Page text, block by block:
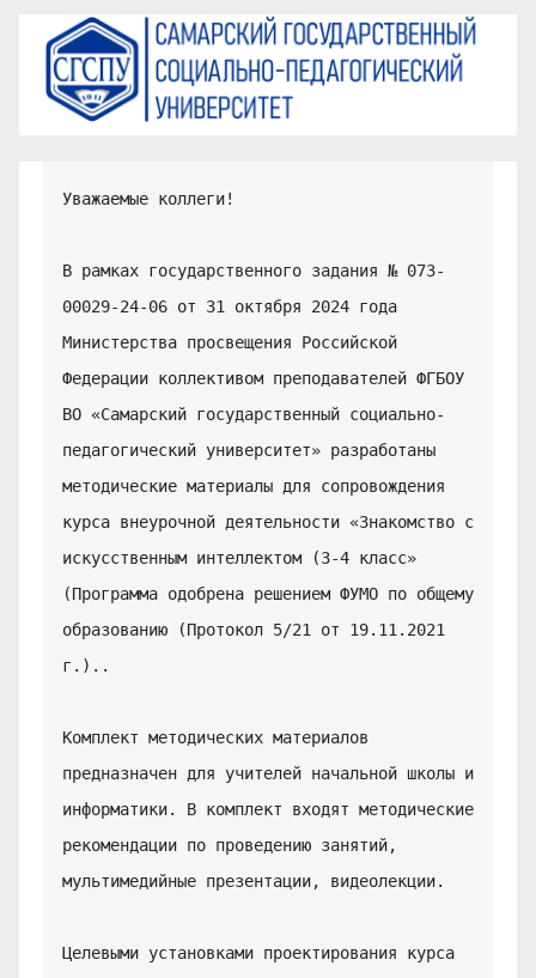
Уважаемые коллеги!
В рамках государственного задания № 073-
00029-24-06 от 31 октября 2024 года
Министерства просвещения Российской
Федерации коллективом преподавателей ФГБОУ
ВО «Самарский государственный социально-
педагогический университет» разработаны
методические материалы для сопровождения
курса внеурочной деятельности «Знакомство с
искусственным интеллектом (3-4 класс»
(Программа одобрена решением ФУМО по общему
образованию (Протокол 5/21 от 19.11.2021
г.)..
Комплект методических материалов
предназначен для учителей начальной школы и
информатики. В комплект входят методические
рекомендации по проведению занятий,
мультимедийные презентации, видеолекции.
Целевыми установками проектирования курса